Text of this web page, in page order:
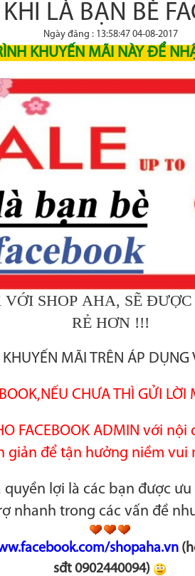
LÀ BẠN BÈ
Ngày đăng : 13:58:47 04-08-2017
KHUYẾN MÃI NÀY ĐỂ
SHOP AHA, SẼ
RẺ HƠN !!!
MÃI TRÊN ÁP DỤNG
CHƯA THÌ GỬI LỜI
FACEBOOK ADMIN với
giản để tận hưởng niềm vui
lợi là các bạn được
nhanh trong các vấn đề
shopaha.vn
sđt 0902440094)